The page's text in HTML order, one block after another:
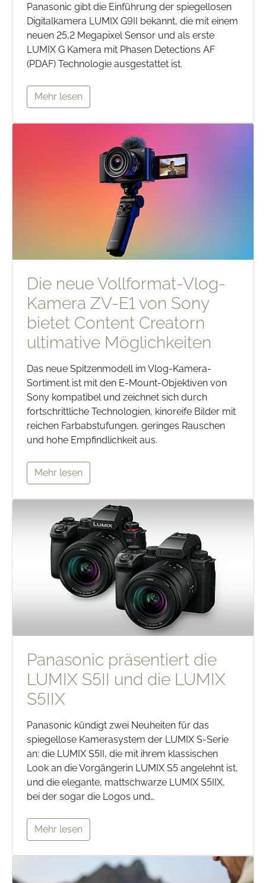
Panasonic gibt die Einführung der spiegellosen
Digitalkamera LUMIX G9II bekannt, die mit einem
neuen 25,2 Megapixel Sensor und als erste
LUMIX G Kamera mit Phasen Detections AF
(PDAF) Technologie ausgestattet ist.
Mehr lesen
Die neue Vollformat-Vlog-
Kamera ZV-E1 von Sony
bietet Content Creatorn
ultimative Möglichkeiten
Das neue Spitzenmodell im Vlog-Kamera-
Sortiment ist mit den E-Mount-Objektiven von
Sony kompatibel und zeichnet sich durch
fortschrittliche Technologien, kinoreife Bilder mit
reichen Farbabstufungen, geringes Rauschen
und hohe Empfindlichkeit aus.
Mehr lesen
Panasonic präsentiert die
LUMIX S5II und die LUMIX
S5IIX
Panasonic kündigt zwei Neuheiten für das
spiegellose Kamerasystem der LUMIX S-Serie
an: die LUMIX S5II, die mit ihrem klassischen
Look an die Vorgängerin LUMIX S5 angelehnt ist,
und die elegante, mattschwarze LUMIX S5IIX,
bei der sogar die Logos und…
Mehr lesen